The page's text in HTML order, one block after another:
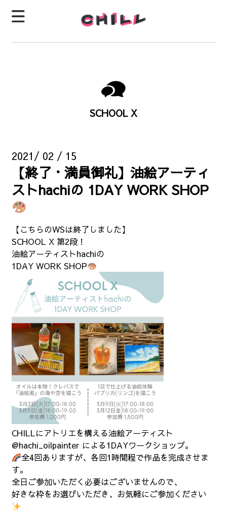
SCHOOL X
2021/ 02 / 15
【終了・満員御礼】油絵アーティ
ストhachiの 1DAY WORK SHOP
【こちらのWSは終了しました】
SCHOOL X 第2段！
油絵アーティストhachiの
1DAY WORK SHOP
CHILLにアトリエを構える油絵アーティスト
@hachi_oilpainter による1DAYワークショップ。
全4回ありますが、各回1時間程で作品を完成させま
す。
全日ご参加いただく必要はございませんので、
好きな枠をお選びいただき、お気軽にご参加ください